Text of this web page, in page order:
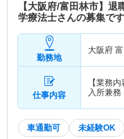
【大阪府/富田林市】
学療法士さんの募集で
勤務地
大阪府
仕事内容
【業務
入所兼
車通勤可 未経験OK